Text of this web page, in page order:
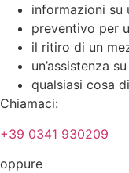
informazioni su
preventivo per
il ritiro di un
un’assistenza
qualsiasi cosa
Chiamaci:
+39 0341 930209
oppure